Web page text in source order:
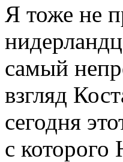
Я тоже не
самый
взгляд
сегодня
с